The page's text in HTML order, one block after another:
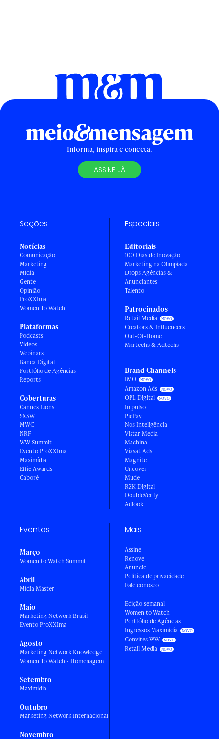
Informa, inspira e conecta.
ASSINE JÁ
Seções
Notícias
Comunicação
Marketing
Mídia
Gente
Opinião
ProXXIma
Women To Watch
Plataformas
Podcasts
Vídeos
Webinars
Banca Digital
Portfólio de Agências
Reports
Coberturas
Cannes Lions
SXSW
MWC
NRF
WW Summit
Evento ProXXIma
Maximídia
Effie Awards
Caboré
Especiais
Editoriais
100 Dias de Inovação
Marketing na Olimpíada
Drops Agências &
Anunciantes
Talento
Patrocinados
Retail Media
Creators & Influencers
Out-Of-Home
Martechs & Adtechs
Brand Channels
IMO
Amazon Ads
OPL Digital
Impulso
PicPay
Nós Inteligência
Vistar Media
Machina
Viasat Ads
Magnite
Uncover
Mude
RZK Digital
DoubleVerify
Adlook
Eventos
Março
Women to Watch Summit
Abril
Mídia Master
Maio
Marketing Network Brasil
Evento ProXXIma
Agosto
Marketing Network Knowledge
Women To Watch - Homenagem
Setembro
Maximídia
Outubro
Marketing Network Internacional
Novembro
Mais
Assine
Renove
Anuncie
Política de privacidade
Fale conosco
Edição semanal
Women to Watch
Portfólio de Agências
Ingressos Maximídia
Convites WW
Retail Media